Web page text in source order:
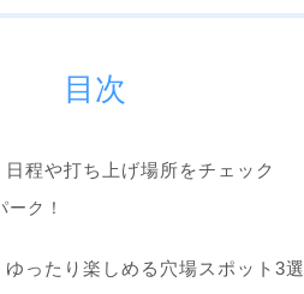
目次
程や打ち上げ場所をチェック
ク！
ったり楽しめる穴場スポット3選